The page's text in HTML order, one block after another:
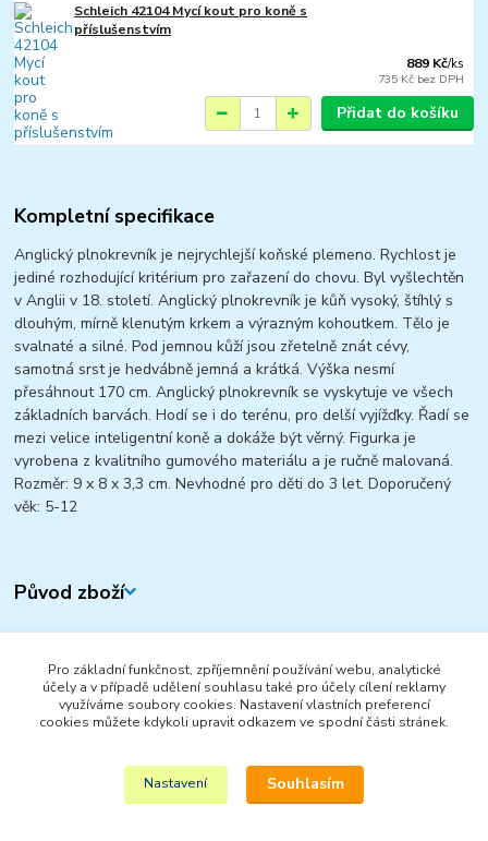
Schleich 42104 Mycí kout pro koně s
příslušenstvím
889 Kč/ks
735 Kč bez DPH
Přidat do košíku
Kompletní specifikace
Anglický plnokrevník je nejrychlejší koňské plemeno. Rychlost je
jediné rozhodující kritérium pro zařazení do chovu. Byl vyšlechtěn
v Anglii v 18. století. Anglický plnokrevník je kůň vysoký, štíhlý s
dlouhým, mírně klenutým krkem a výrazným kohoutkem. Tělo je
svalnaté a silné. Pod jemnou kůží jsou zřetelně znát cévy,
samotná srst je hedvábně jemná a krátká. Výška nesmí
přesáhnout 170 cm. Anglický plnokrevník se vyskytuje ve všech
základních barvách. Hodí se i do terénu, pro delší vyjížďky. Řadí se
mezi velice inteligentní koně a dokáže být věrný. Figurka je
vyrobena z kvalitního gumového materiálu a je ručně malovaná.
Rozměr: 9 x 8 x 3,3 cm. Nevhodné pro děti do 3 let. Doporučený
věk: 5-12
Původ zboží
Zboží zařazeno v kategoriích
FIGURKY A ZVÍŘÁTKA
SCHLEICH
Pro základní funkčnost, zpříjemnění používání webu, analytické
účely a v případě udělení souhlasu také pro účely cílení reklamy
využíváme soubory cookies. Nastavení vlastních preferencí
cookies můžete kdykoli upravit odkazem ve spodní části stránek.
Nastavení Souhlasím